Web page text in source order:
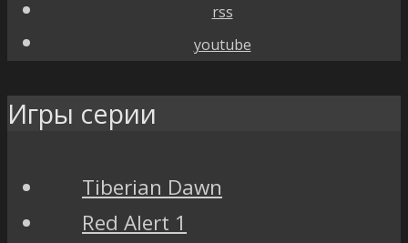
rss
youtube
Игры серии
Tiberian Dawn
Red Alert 1